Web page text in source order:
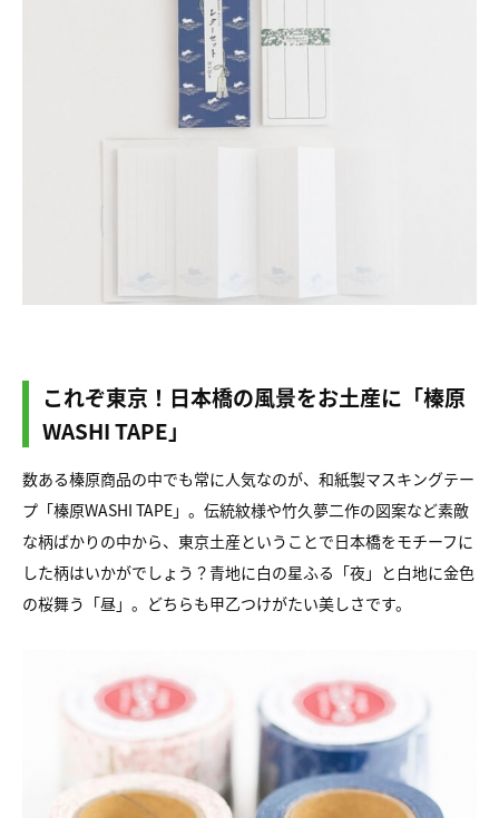
これぞ東京！日本橋の風景をお土産に「榛原
WASHI TAPE」
数ある榛原商品の中でも常に人気なのが、和紙製マスキングテー
プ「榛原WASHI TAPE」。伝統紋様や竹久夢二作の図案など素敵
な柄ばかりの中から、東京土産ということで日本橋をモチーフに
した柄はいかがでしょう？青地に白の星ふる「夜」と白地に金色
の桜舞う「昼」。どちらも甲乙つけがたい美しさです。